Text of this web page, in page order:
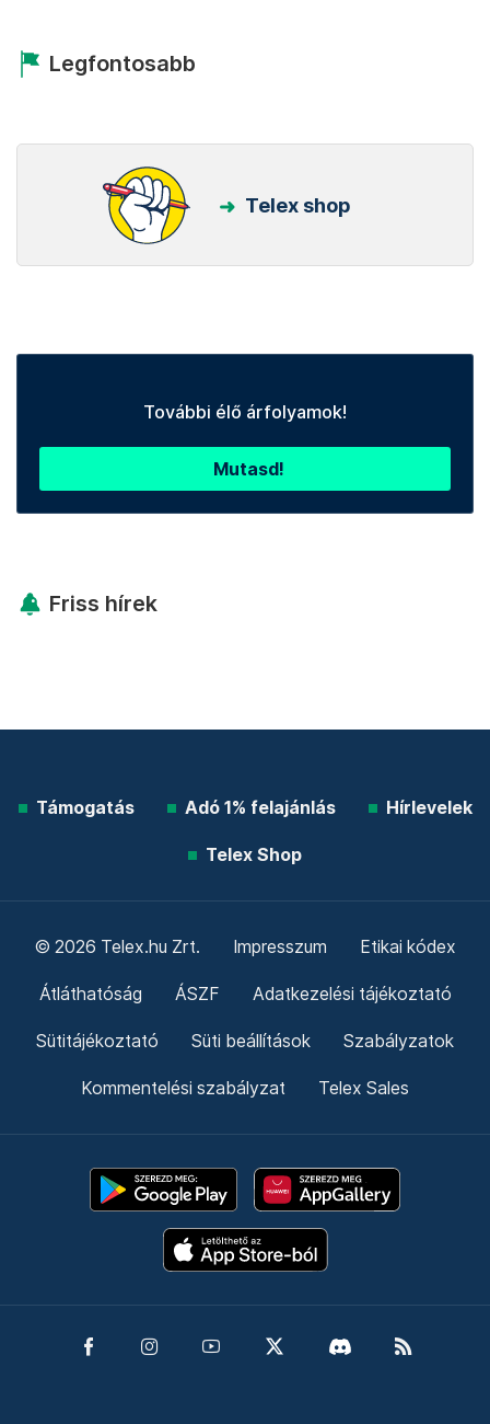
Legfontosabb
Telex shop
További élő árfolyamok!
Mutasd!
Friss hírek
Támogatás Adó 1% felajánlás Hírlevelek
Telex Shop
© 2026 Telex.hu Zrt. Impresszum Etikai kódex
Átláthatóság ÁSZF Adatkezelési tájékoztató
Sütitájékoztató Süti beállítások Szabályzatok
Kommentelési szabályzat Telex Sales